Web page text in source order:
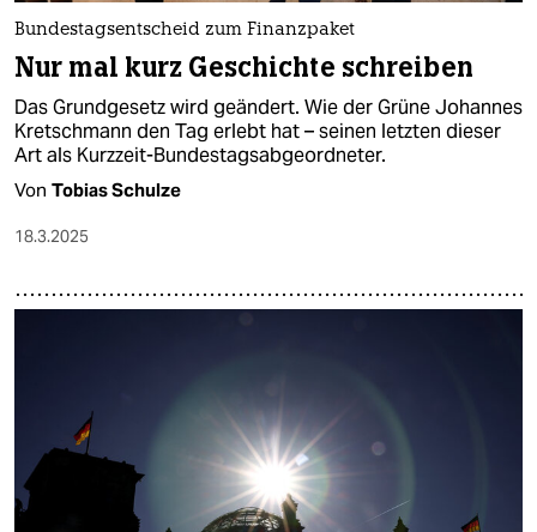
Bundestagsentscheid zum Finanzpaket
Nur mal kurz Geschichte schreiben
Das Grundgesetz wird geändert. Wie der Grüne Johannes
Kretschmann den Tag erlebt hat – seinen letzten dieser
Art als Kurzzeit-Bundestagsabgeordneter.
Von Tobias Schulze
18.3.2025